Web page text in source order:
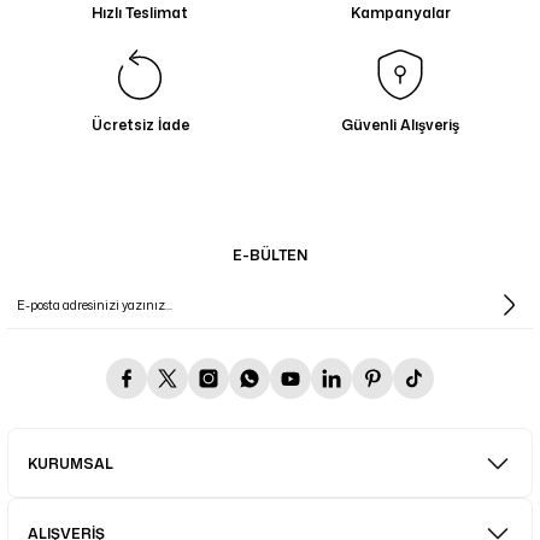
Hızlı Teslimat Kampanyalar
Ücretsiz İade Güvenli Alışveriş
E-BÜLTEN
KURUMSAL
ALIŞVERİŞ